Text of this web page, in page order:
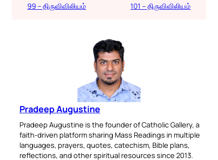
99 – திருவிவிலியம்
101 – திருவிவிலியம்
Pradeep Augustine
Pradeep Augustine is the founder of Catholic Gallery, a
faith-driven platform sharing Mass Readings in multiple
languages, prayers, quotes, catechism, Bible plans,
reflections, and other spiritual resources since 2013.